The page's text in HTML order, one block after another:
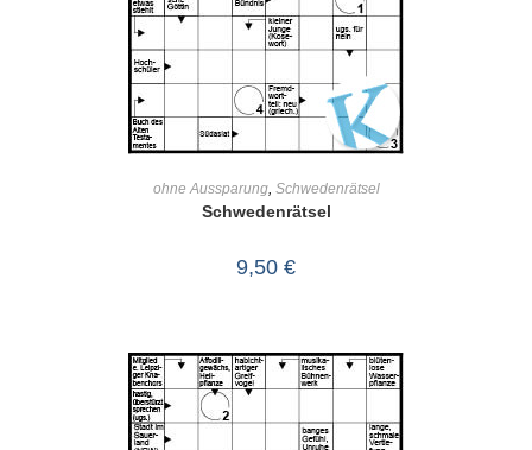
ohne Aussparung, Schwedenrätsel
Schwedenrätsel
9,50 €